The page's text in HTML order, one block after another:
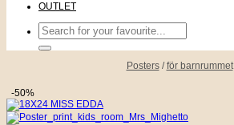
OUTLET
Sök
efter:
Posters / för barnrummet
-50%